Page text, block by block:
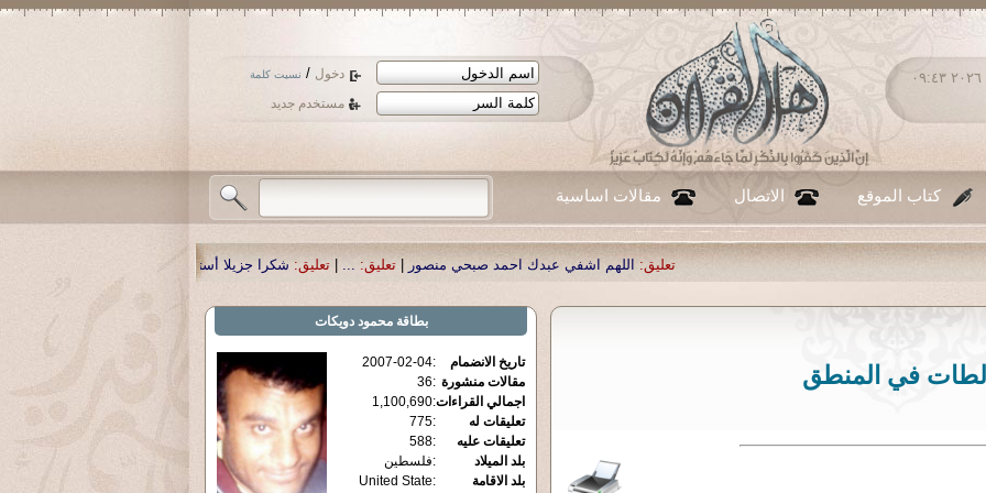
دخول / نسيت كلمة
مستخدم جديد
الأحد ٠٩ - أغسطس - ٢٠٢٦ ٠٩:٤٣
كتاب الموقع الاتصال مقالات اساسية
اللهم اشفي عبدك احمد صبحي منصور|تعليق: ... تعليق: شكرا جزيلا أستاذ حمد الحمد .أكرمكم الله .|تعليق:
في المنطق
بطاقةمحمود دويكات
تاريخ الانضمام :
2007-02-04
مقالات منشورة :
36
اجمالي القراءات:
1,100,690
تعليقات له
:
775
تعليقات عليه
:
588
بلد الميلاد
:فلسطين
بلد الاقامة
:
United State